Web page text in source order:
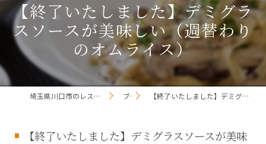
【終了いたしました】デミグラ
スソースが美味しい（週替わり
のオムライス）
埼玉県川口市のレストランならレストラン ル・マルシェ ブログ 【終了いたしました】デミグラスソースが美味しい（週替わりのオムライス）
【終了いたしました】デミグラスソースが美味